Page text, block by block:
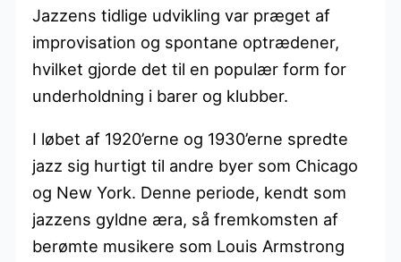
Jazzens tidlige udvikling var præget af
improvisation og spontane optrædener,
hvilket gjorde det til en populær form for
underholdning i barer og klubber.
I løbet af 1920’erne og 1930’erne spredte
jazz sig hurtigt til andre byer som Chicago
og New York. Denne periode, kendt som
jazzens gyldne æra, så fremkomsten af
berømte musikere som Louis Armstrong